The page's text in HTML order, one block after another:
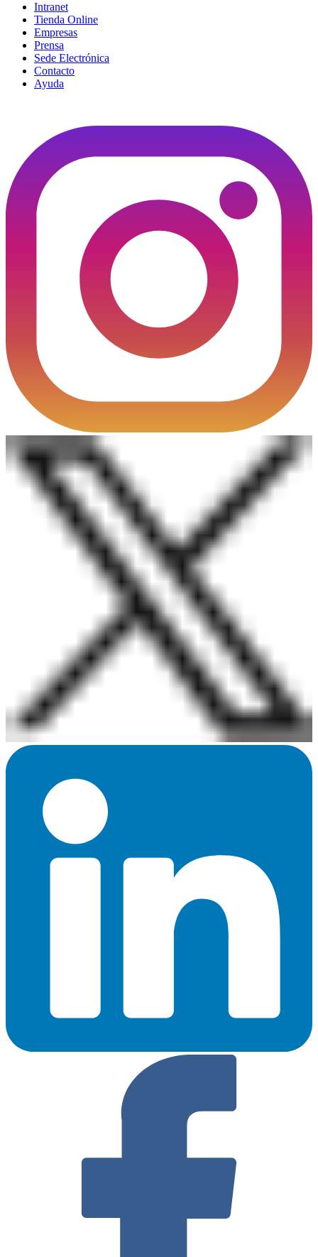
Intranet
Tienda Online
Empresas
Prensa
Sede Electrónica
Contacto
Ayuda